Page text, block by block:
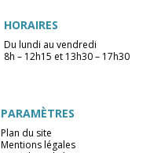
HORAIRES
Du lundi au vendredi
8h – 12h15 et 13h30 – 17h30
PARAMÈTRES
Plan du site
Mentions légales